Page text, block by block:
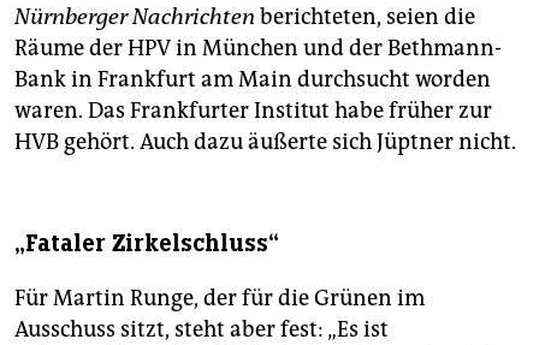
Nürnberger Nachrichten berichteten, seien die
Räume der HPV in München und der Bethmann-
Bank in Frankfurt am Main durchsucht worden
waren. Das Frankfurter Institut habe früher zur
HVB gehört. Auch dazu äußerte sich Jüptner nicht.
„Fataler Zirkelschluss“
Für Martin Runge, der für die Grünen im
Ausschuss sitzt, steht aber fest: „Es ist